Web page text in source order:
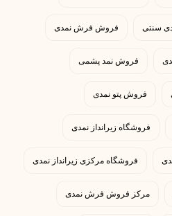
سنتی فروش فرش نمدی
فروش نمد پشمی
فروش پتو نمدی
فروشگاه زیرانداز نمدی
فروشگاه مرکزی زیرانداز نمدی
مرکز فروش فرش نمدی